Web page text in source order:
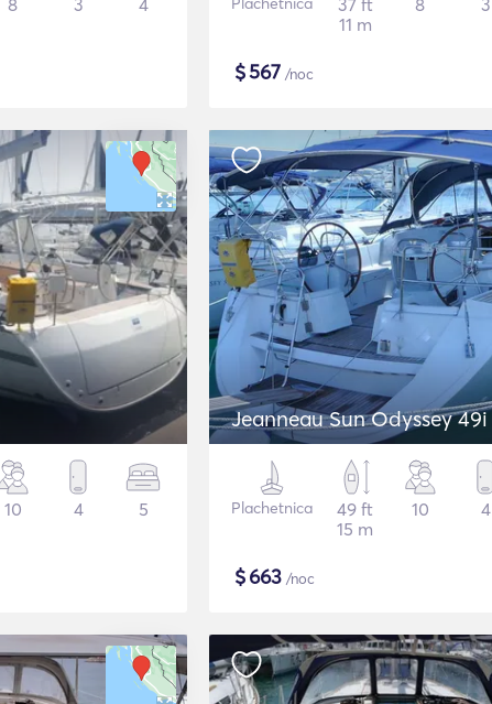
8 3 4
37 ft
11 m
8 3
$567 /noc
10 4 5
Jeanneau Sun Odyssey 49i
Plachetnica
49 ft
15 m
10 4
$663 /noc